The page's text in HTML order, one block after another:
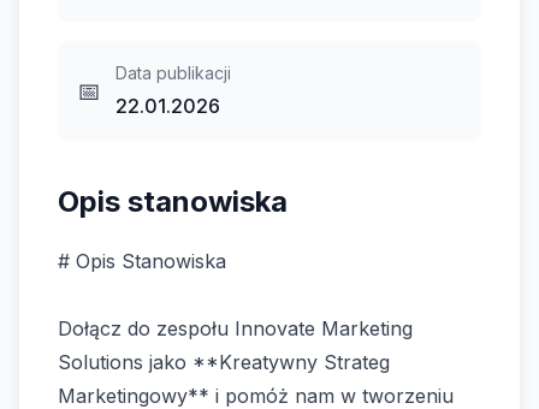
📅
Data publikacji
22.01.2026
Opis stanowiska
# Opis Stanowiska
Dołącz do zespołu Innovate Marketing
Solutions jako **Kreatywny Strateg
Marketingowy** i pomóż nam w tworzeniu